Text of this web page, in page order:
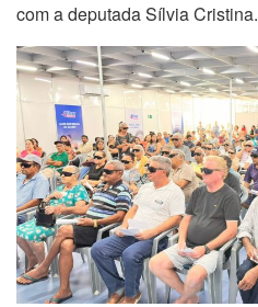
com a deputada Sílvia Cristina.